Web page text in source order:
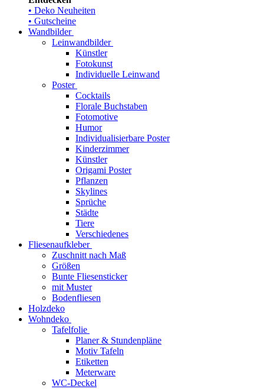
• Deko Neuheiten
• Gutscheine
Wandbilder
Leinwandbilder
Künstler
Fotokunst
Individuelle Leinwand
Poster
Cocktails
Florale Buchstaben
Fotomotive
Humor
Individualisierbare Poster
Kinderzimmer
Künstler
Origami Poster
Pflanzen
Skylines
Sprüche
Städte
Tiere
Verschiedenes
Fliesenaufkleber
Zuschnitt nach Maß
Größen
Bunte Fliesensticker
mit Muster
Bodenfliesen
Holzdeko
Wohndeko
Tafelfolie
Planer & Stundenpläne
Motiv Tafeln
Etiketten
Meterware
WC-Deckel